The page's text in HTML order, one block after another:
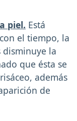
piel. Está
el tiempo, la
la
que ésta se
además
de